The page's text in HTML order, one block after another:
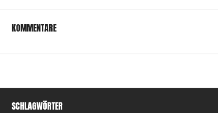
KOMMENTARE
SCHLAGWÖRTER